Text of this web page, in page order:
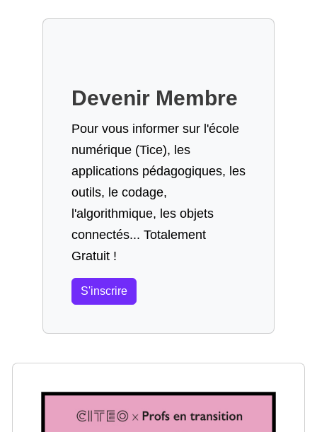
Devenir Membre
Pour vous informer sur l'école
numérique (Tice), les
applications pédagogiques, les
outils, le codage,
l'algorithmique, les objets
connectés... Totalement
Gratuit !
S'inscrire